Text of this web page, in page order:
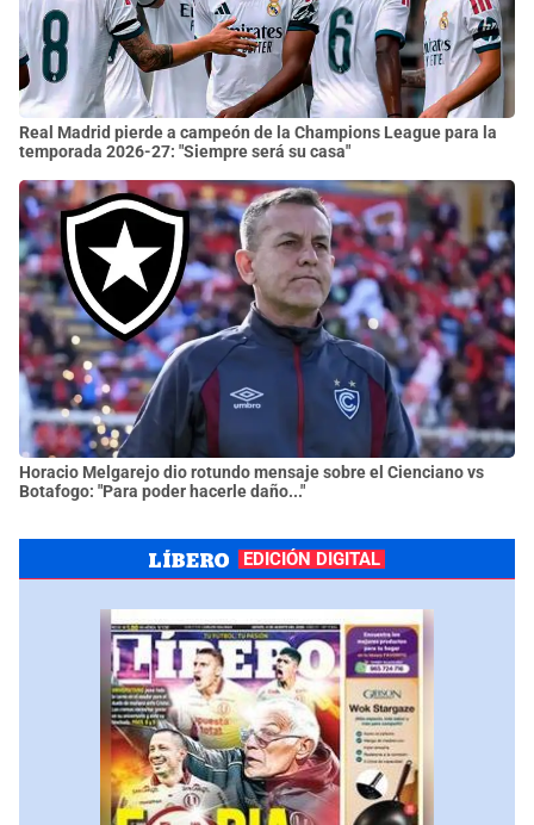
Real Madrid pierde a campeón de la Champions League para la
temporada 2026-27: "Siempre será su casa"
Horacio Melgarejo dio rotundo mensaje sobre el Cienciano vs
Botafogo: "Para poder hacerle daño..."
EDICIÓN DIGITAL